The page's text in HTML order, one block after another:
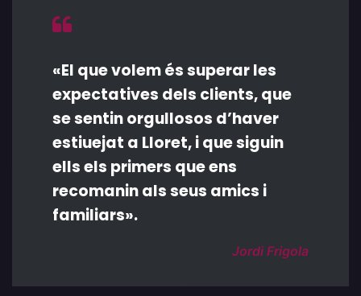
«El que volem és superar les
expectatives dels clients, que
se sentin orgullosos d’haver
estiuejat a Lloret, i que siguin
ells els primers que ens
recomanin als seus amics i
familiars».
Jordi Frigola